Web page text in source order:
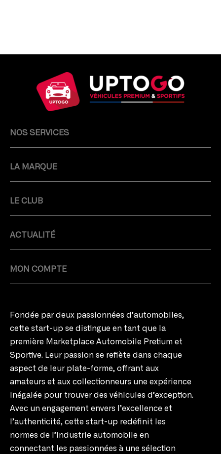
NOS SERVICES
LA MARQUE
LE CLUB
ACTUALITÉ
MON COMPTE
Fondée par deux passionnées d’automobiles,
cette start-up se distingue en tant que la
première Marketplace Automobile Pretium et
Sportive. Leur passion se reflète dans chaque
aspect de leur plate-forme, offrant aux
amateurs et aux collectionneurs une expérience
inégalée pour trouver des véhicules d’exception.
Avec un engagement envers l’excellence et
l’authenticité, cette start-up redéfinit les
normes de l’industrie automobile en
connectant les passionnées à une sélection